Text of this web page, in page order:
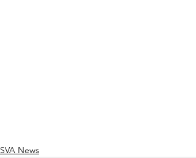
SVA News